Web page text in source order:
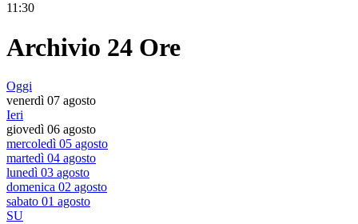
11:30
Archivio 24 Ore
Oggi
venerdì 07 agosto
Ieri
giovedì 06 agosto
mercoledì 05 agosto
martedì 04 agosto
lunedì 03 agosto
domenica 02 agosto
sabato 01 agosto
SU